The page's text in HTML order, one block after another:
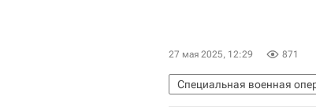
27 мая 2025, 12:29 871
Специальная военная
Вооруженные силы